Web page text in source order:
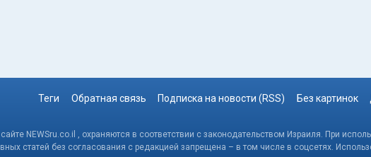
Теги Обратная связь Подписка на новости (RSS) Без картинок
NEWSru.co.il , охраняются в соответствии с законодательством Израиля. При
статей без согласования с редакцией запрещена – в том числе в соцсетях.